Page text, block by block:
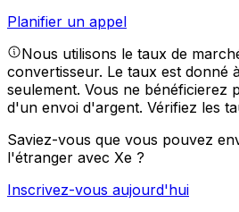
Planifier un appel
Nous utilisons le taux de
convertisseur. Le taux est donné
seulement. Vous ne bénéficierez
d'un envoi d'argent. Vérifiez les
Saviez-vous que vous pouvez
l'étranger avec Xe ?
Inscrivez-vous aujourd'hui